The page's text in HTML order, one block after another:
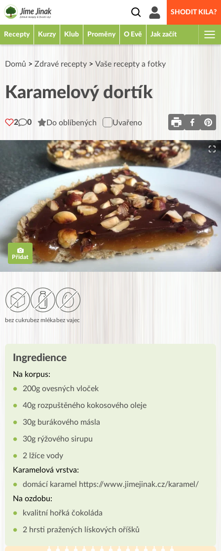
SHODIT KILA?
Recepty Kurzy Klub Proměny O Evě Jak začít
Domů > Zdravé recepty > Vaše recepty a fotky
Karamelový dortík
2 0 Do oblíbených Uvařeno
Přidat
bez cukru bez mléka bez vajec
Ingredience
Na korpus:
200g ovesných vloček
40g rozpuštěného kokosového oleje
30g burákového másla
30g rýžového sirupu
2 lžíce vody
Karamelová vrstva:
domácí karamel https://www.jimejinak.cz/karamel/
Na ozdobu:
kvalitní hořká čokoláda
2 hrsti pražených lískových oříšků